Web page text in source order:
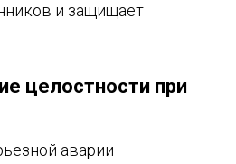
и защищает
целостности при
аварии